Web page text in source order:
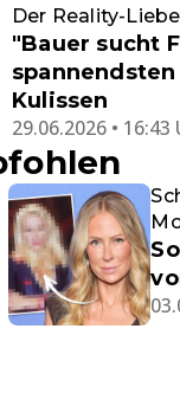
Der Reality-
"Bauer sucht
Kulissen
29.06.2026 • 16:43